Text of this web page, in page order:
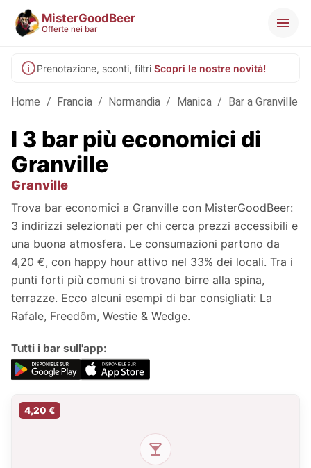
MisterGoodBeer
Offerte nei bar
Prenotazione, sconti, filtri Scopri le nostre novità!
Home / Francia / Normandia / Manica / Bar a Granville
I 3 bar più economici di
Granville
Granville
Trova bar economici a Granville con MisterGoodBeer:
3 indirizzi selezionati per chi cerca prezzi accessibili e
una buona atmosfera. Le consumazioni partono da
4,20 €, con happy hour attivo nel 33% dei locali. Tra i
punti forti più comuni si trovano birre alla spina,
terrazze. Ecco alcuni esempi di bar consigliati: La
Rafale, Freedôm, Westie & Wedge.
Tutti i bar sull'app:
4,20 €